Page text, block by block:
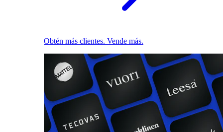
Obtén más clientes. Vende más.